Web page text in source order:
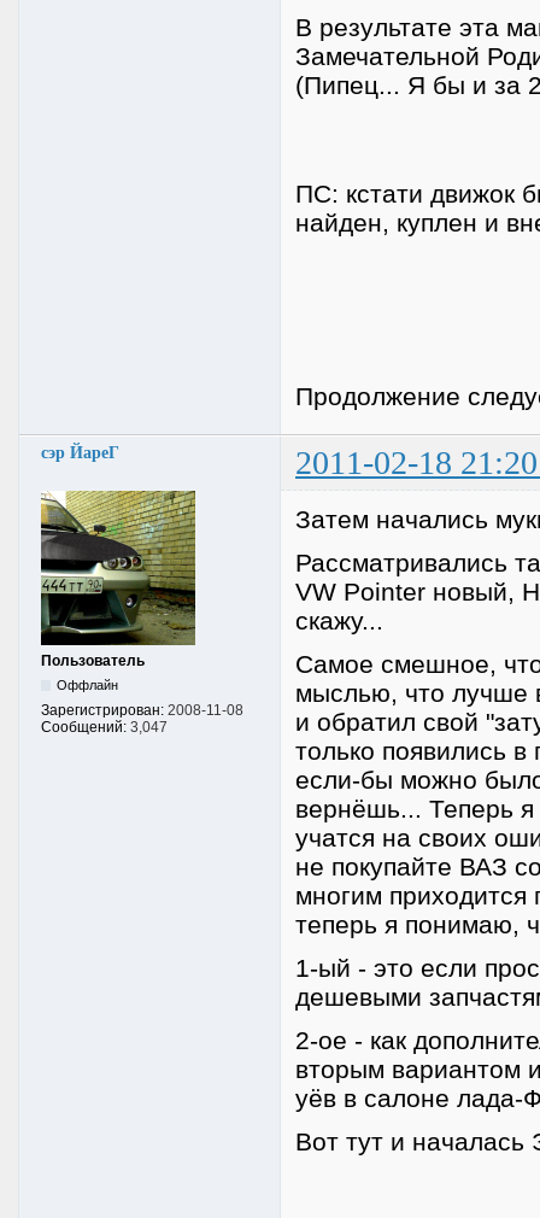
В результате эта
Замечательной
(Пипец... Я бы и за
ПС: кстати движок
найден, куплен и
Продолжение
сэр ЙареГ 2011-02-18
Пользователь
Оффлайн
Зарегистрирован: 2008-11-08
Сообщений: 3,047
Затем начались
Рассматривались
VW Pointer новый,
скажу...
Самое смешное,
мыслью, что лучше
и обратил свой
только появились
если-бы можно
вернёшь... Теперь я
учатся на своих
не покупайте ВАЗ
многим приходится
теперь я понимаю,
1-ый - это если
дешевыми
2-ое - как
вторым вариантом
уёв в салоне лада-
Вот тут и